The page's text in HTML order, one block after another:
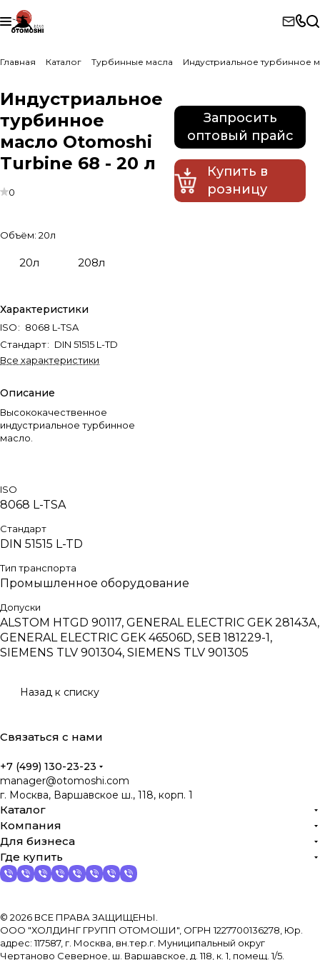
Главная Каталог Турбинные масла Индустриальное турбинное
Индустриальное
турбинное
масло Otomoshi
Turbine 68 - 20 л
0
Объём: 20л
20л 208л
Характеристики
ISO: 8068 L-TSA
Стандарт: DIN 51515 L-TD
Все характеристики
Описание
Высококачественное
индустриальное турбинное
масло.
Запросить
оптовый прайс
Купить в
розницу
ISO
8068 L-TSA
Стандарт
DIN 51515 L-TD
Тип транспорта
Промышленное оборудование
Допуски
ALSTOM HTGD 90117, GENERAL ELECTRIC GEK 28143A,
GENERAL ELECTRIC GEK 46506D, SEB 181229-1,
SIEMENS TLV 901304, SIEMENS TLV 901305
Назад к списку
Связаться с нами
+7 (499) 130-23-23
manager@otomoshi.com
г. Москва, Варшавское ш., 118, корп. 1
Каталог
Компания
Для бизнеса
Где купить
© 2026 ВСЕ ПРАВА ЗАЩИЩЕНЫ.
ООО "ХОЛДИНГ ГРУПП ОТОМОШИ", ОГРН 1227700136278, Юр.
адрес: 117587, г. Москва, вн.тер.г. Муниципальный округ
Чертаново Северное, ш. Варшавское, д. 118, к. 1, помещ. 1/5.